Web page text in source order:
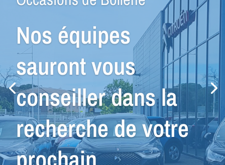
Agence GPP Peugeot -Les
Occasions de Bollène
Nous avons le
véhicule que vous
cherchez...